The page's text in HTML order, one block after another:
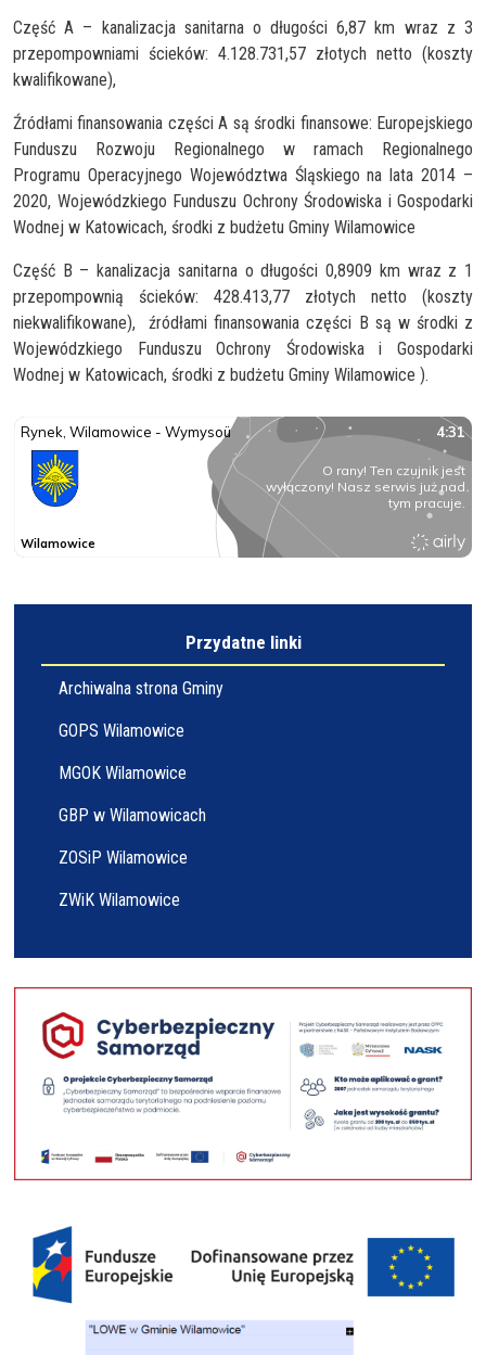
Część A – kanalizacja sanitarna o długości 6,87 km wraz z 3
przepompowniami ścieków: 4.128.731,57 złotych netto (koszty
kwalifikowane),
Źródłami finansowania części A są środki finansowe: Europejskiego
Funduszu Rozwoju Regionalnego w ramach Regionalnego
Programu Operacyjnego Województwa Śląskiego na lata 2014 –
2020, Wojewódzkiego Funduszu Ochrony Środowiska i Gospodarki
Wodnej w Katowicach, środki z budżetu Gminy Wilamowice
Część B – kanalizacja sanitarna o długości 0,8909 km wraz z 1
przepompownią ścieków: 428.413,77 złotych netto (koszty
niekwalifikowane), źródłami finansowania części B są w środki z
Wojewódzkiego Funduszu Ochrony Środowiska i Gospodarki
Wodnej w Katowicach, środki z budżetu Gminy Wilamowice ).
Przydatne linki
Archiwalna strona Gminy
GOPS Wilamowice
MGOK Wilamowice
GBP w Wilamowicach
ZOSiP Wilamowice
ZWiK Wilamowice